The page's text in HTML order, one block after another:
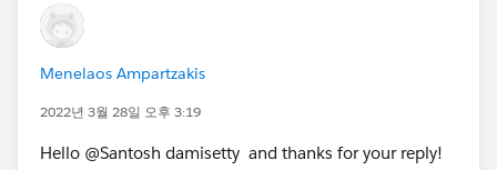
Menelaos Ampartzakis
2022년 3월 28일 오후 3:19
Hello @Santosh damisetty​ and thanks for your reply!